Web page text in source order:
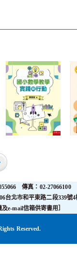
傳真：02-27066100
北市和平東路二段339號4
e-mail信箱供寄書用］
Reserved.